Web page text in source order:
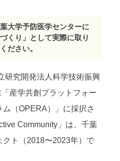
大学予防医学センターに
くり」として実際に取り
ださい。
研究開発法人科学技術振興
産学共創プラットフォー
（OPERA）」に採択さ
Community」は、千葉
クト（2018〜2023年）で